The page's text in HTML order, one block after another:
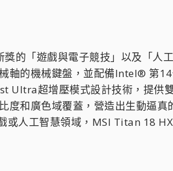
的「遊戲與電子競技」以及「人
軸的機械鍵盤，並配備Intel® 第
Ultra超增壓模式設計技術，提
和廣色域覆蓋，營造出生動逼真
人工智慧領域，MSI Titan 18